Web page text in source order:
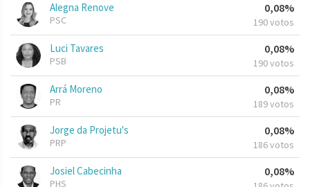
Alegna Renove
PSC
0,08%
190 votos
Luci Tavares
PSB
0,08%
190 votos
Arrá Moreno
PR
0,08%
189 votos
Jorge da Projetu's
PRP
0,08%
186 votos
Josiel Cabecinha
PHS
0,08%